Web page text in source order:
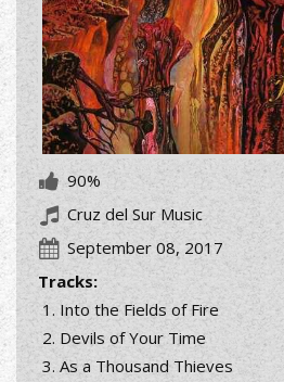
90%
Cruz del Sur Music
September 08, 2017
Tracks:
Into the Fields of Fire
Devils of Your Time
As a Thousand Thieves